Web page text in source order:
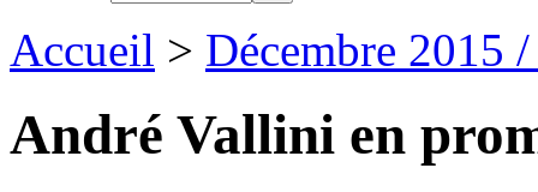
Accueil > Décembre 2015
André Vallini en